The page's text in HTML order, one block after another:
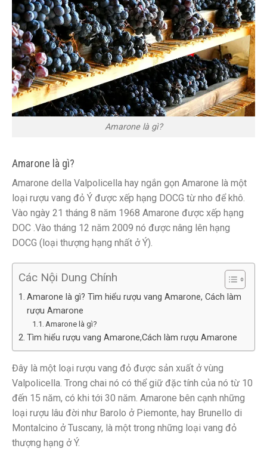
Amarone là gì?
Amarone là gì?
Amarone della Valpolicella hay ngắn gọn Amarone là một
loại rượu vang đỏ Ý được xếp hạng DOCG từ nho để khô.
Vào ngày 21 tháng 8 năm 1968 Amarone được xếp hạng
DOC .Vào tháng 12 năm 2009 nó được nâng lên hạng
DOCG (loại thượng hạng nhất ở Ý).
Các Nội Dung Chính
Amarone là gì? Tìm hiểu rượu vang Amarone, Cách làm
rượu Amarone
Amarone là gì?
Tìm hiểu rượu vang Amarone,Cách làm rượu Amarone
Đây là một loại rượu vang đỏ được sản xuất ở vùng
Valpolicella. Trong chai nó có thể giữ đặc tính của nó từ 10
đến 15 năm, có khi tới 30 năm. Amarone bên cạnh những
loại rượu lâu đời như Barolo ở Piemonte, hay Brunello di
Montalcino ở Tuscany, là một trong những loại vang đỏ
thượng hạng ở Ý.